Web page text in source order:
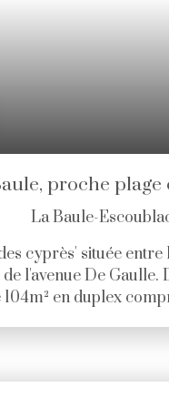
proche plage
La Baule-
cyprès' située entre
l'avenue De Gaulle.
en duplex
Beau garage de